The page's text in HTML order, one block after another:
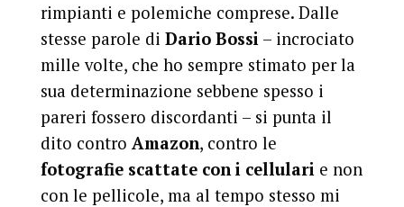
rimpianti e polemiche comprese. Dalle
stesse parole di Dario Bossi – incrociato
mille volte, che ho sempre stimato per la
sua determinazione sebbene spesso i
pareri fossero discordanti – si punta il
dito contro Amazon, contro le
fotografie scattate con i cellulari e non
con le pellicole, ma al tempo stesso mi